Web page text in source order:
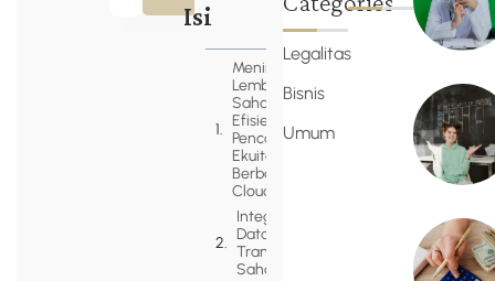
Isi
Meninggalkan
Lembar
Saham Fisik:
Efisiensi
Pencatatan
Ekuitas
Berbasis
Cloud
Integrasi
Data
Transaksi
Saham
Legalitas
Bisnis
Umum